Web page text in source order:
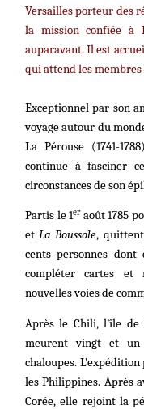
Versailles porteur des
la mission confiée à
auparavant. Il est
qui attend les membres
Exceptionnel par son
voyage autour du
La Pérouse (1741-
continue à fasciner
circonstances de son
Partis le 1eraoût 1785
etLa Boussole,
cents personnes
compléter cartes et
nouvelles voies de
Après le Chili, l’île de
meurent vingt et
chaloupes.
les Philippines. Après
Corée, elle rejoint la